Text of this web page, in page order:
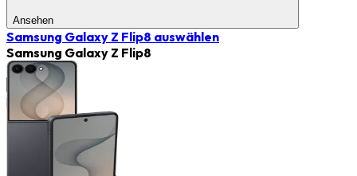
Ansehen
Samsung Galaxy Z Flip8 auswählen
Samsung Galaxy Z Flip8